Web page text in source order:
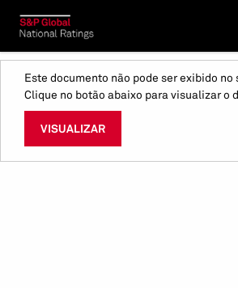
Este documento não pode ser exibido no
Clique no botão abaixo para visualizar o
VISUALIZAR